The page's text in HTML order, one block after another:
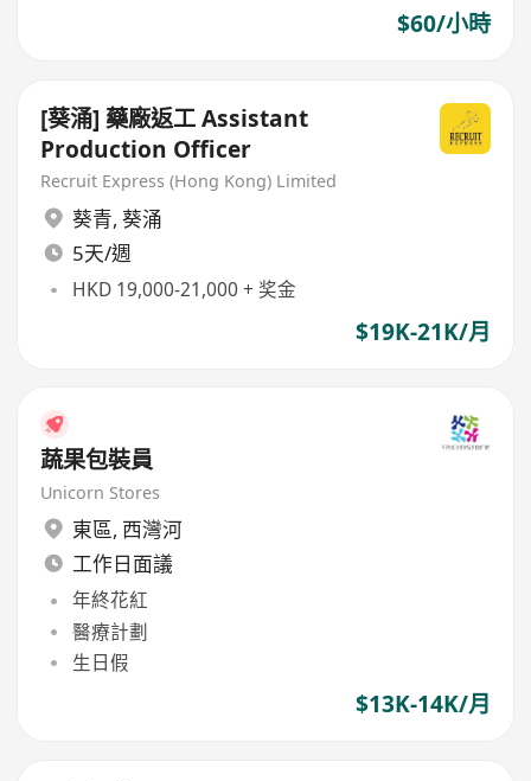
$60/小時
[葵涌] 藥廠返工 Assistant
Production Officer
Recruit Express (Hong Kong) Limited
葵青, 葵涌
5天/週
HKD 19,000-21,000 + 奖金
$19K-21K/月
蔬果包裝員
Unicorn Stores
東區, 西灣河
工作日面議
年終花紅
醫療計劃
生日假
$13K-14K/月